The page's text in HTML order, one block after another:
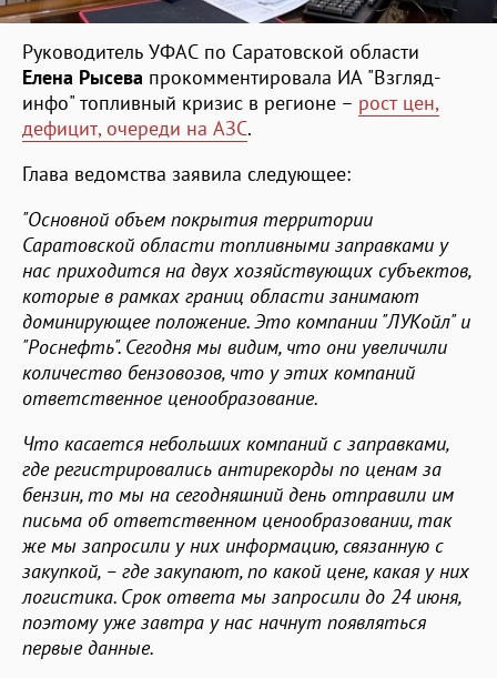
Руководитель УФАС по Саратовской области
Елена Рысева прокомментировала ИА "Взгляд-
инфо" топливный кризис в регионе – рост цен,
дефицит, очереди на АЗС.
Глава ведомства заявила следующее:
"Основной объем покрытия территории
Саратовской области топливными заправками у
нас приходится на двух хозяйствующих субъектов,
которые в рамках границ области занимают
доминирующее положение. Это компании "ЛУКойл" и
"Роснефть". Сегодня мы видим, что они увеличили
количество бензовозов, что у этих компаний
ответственное ценообразование.
Что касается небольших компаний с заправками,
где регистрировались антирекорды по ценам за
бензин, то мы на сегодняшний день отправили им
письма об ответственном ценообразовании, так
же мы запросили у них информацию, связанную с
закупкой, – где закупают, по какой цене, какая у них
логистика. Срок ответа мы запросили до 24 июня,
поэтому уже завтра у нас начнут появляться
первые данные.